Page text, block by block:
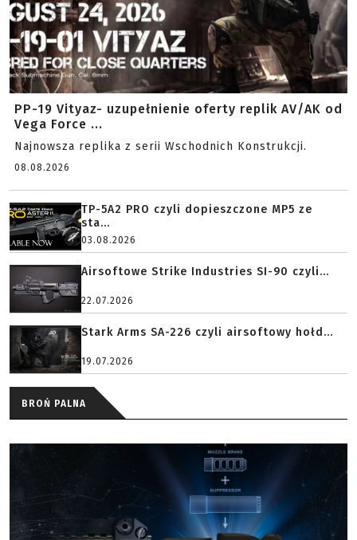
PP-19 Vityaz- uzupełnienie oferty replik AV/AK od
Vega Force ...
Najnowsza replika z serii Wschodnich Konstrukcji.
08.08.2026
TP-5A2 PRO czyli dopieszczone MP5 ze
sta...
03.08.2026
Airsoftowe Strike Industries SI-90 czyli...
22.07.2026
Stark Arms SA-226 czyli airsoftowy hołd...
19.07.2026
BROŃ PALNA